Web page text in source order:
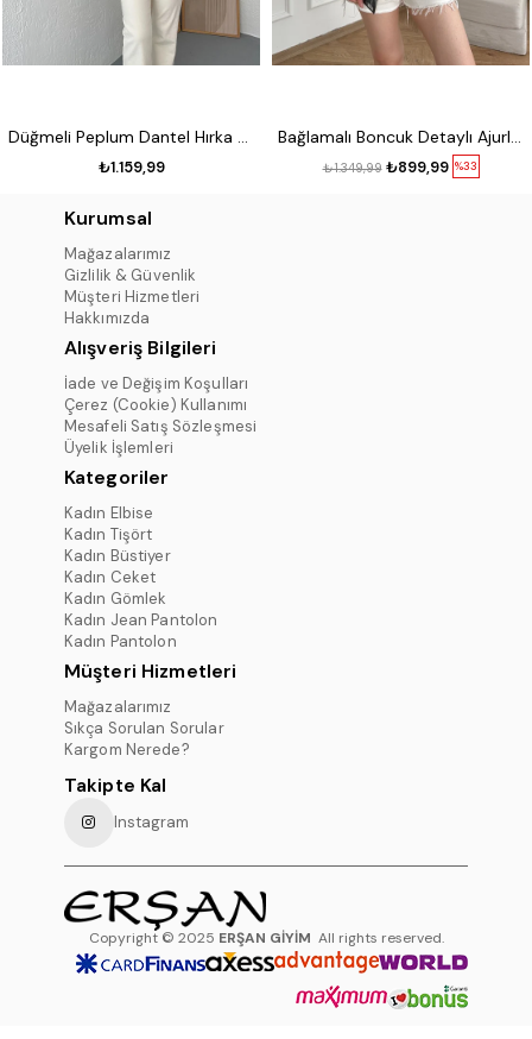
Düğmeli Peplum Dantel Hırka Siyah
₺1.159,99
Bağlamalı Boncuk Detaylı Ajurlu Hırka Siyah
%33
₺899,99
₺1.349,99
Kurumsal
Mağazalarımız
Gizlilik & Güvenlik
Müşteri Hizmetleri
Hakkımızda
Alışveriş Bilgileri
İade ve Değişim Koşulları
Çerez (Cookie) Kullanımı
Mesafeli Satış Sözleşmesi
Üyelik İşlemleri
Kategoriler
Kadın Elbise
Kadın Tişört
Kadın Büstiyer
Kadın Ceket
Kadın Gömlek
Kadın Jean Pantolon
Kadın Pantolon
Müşteri Hizmetleri
Mağazalarımız
Sıkça Sorulan Sorular
Kargom Nerede?
Takipte Kal
Instagram
Copyright © 2025 ERŞAN GİYİM All rights reserved.